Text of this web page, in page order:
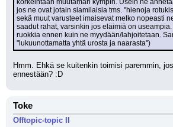
korkeintaan muutaman kympin. Usein ne
jos ne ovat jotain siamilaisia tms. "hienoja
sekä muut varusteet imaisevat melko nopeasti
saadut rahat, varsinkin jos eläimiä on
ruokkia ennen kuin ne myydään/lahjoitetaan.
"lukuunottamatta yhtä urosta ja naarasta")
Hmm. Ehkä se kuitenkin toimisi paremmin,
ennestään? :D
Toke
Offtopic-topic II